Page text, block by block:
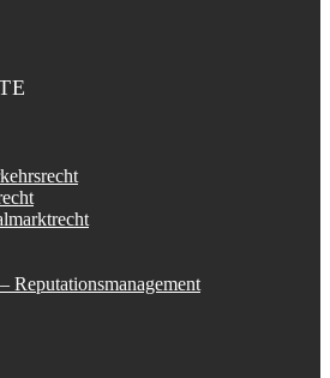
Reputationsmanagement